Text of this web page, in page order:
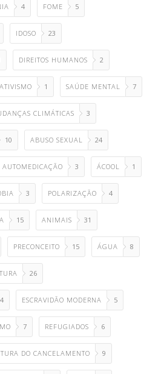
4 FOME 5
IDOSO 23
DIREITOS HUMANOS 2
ATIVISMO 1 SAÚDE MENTAL 7
CLIMÁTICAS 3
10 ABUSO SEXUAL 24
AUTOMEDICAÇÃO 3 ÁCOOL 1
3 POLARIZAÇÃO 4
15 ANIMAIS 31
PRECONCEITO 15 ÁGUA 8
26
4 ESCRAVIDÃO MODERNA 5
7 REFUGIADOS 6
DO CANCELAMENTO 9